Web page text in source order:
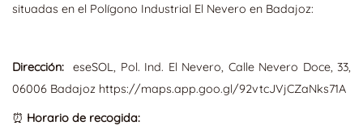
situadas en el Polígono Industrial El Nevero en Badajoz:
Dirección: eseSOL, Pol. Ind. El Nevero, Calle Nevero Doce, 33,
06006 Badajoz https://maps.app.goo.gl/92vtcJVjCZaNks71A
⏰ Horario de recogida: